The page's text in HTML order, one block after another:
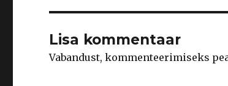
Lisa kommentaar
Vabandust, kommenteerimiseks